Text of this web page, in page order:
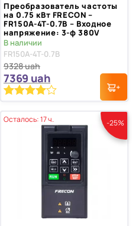
Преобразователь частоты
на 0.75 кВт FRECON –
FR150A-4T-0.7B – Входное
напряжение: 3-ф 380V
В наличии
FR150A-4T-0.7B
9328uah
7369 uah
4.00 из 5
на основе
пользователя
Осталось: 17 ч. -25%